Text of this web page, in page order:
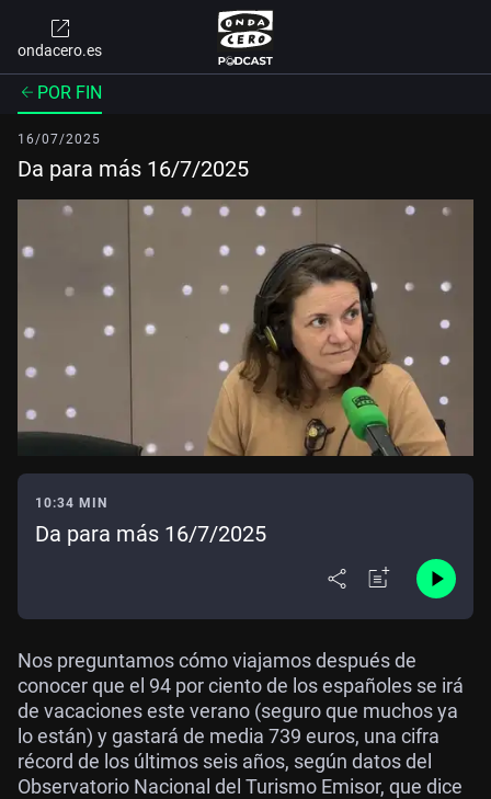
ondacero.es
POR FIN
16/07/2025
Da para más 16/7/2025
10:34 MIN
Da para más 16/7/2025
Nos preguntamos cómo viajamos después de
conocer que el 94 por ciento de los españoles se irá
de vacaciones este verano (seguro que muchos ya
lo están) y gastará de media 739 euros, una cifra
récord de los últimos seis años, según datos del
Observatorio Nacional del Turismo Emisor, que dice